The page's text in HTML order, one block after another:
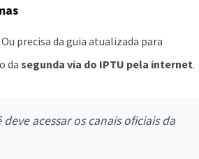
precisa da guia atualizada para
da segunda via do IPTU pela internet.
acessar os canais oficiais da